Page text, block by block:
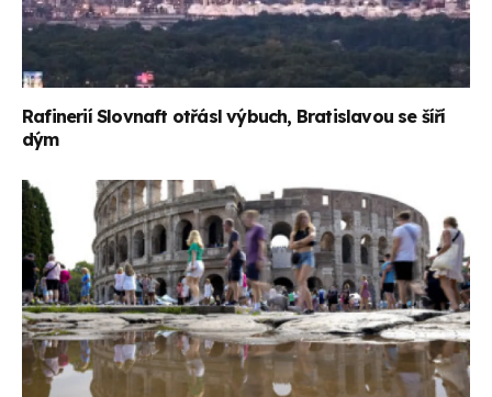
Rafinerií Slovnaft otřásl výbuch, Bratislavou se šíří
dým